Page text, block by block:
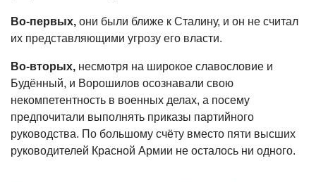
Во-первых, они были ближе к Сталину, и он не считал
их представляющими угрозу его власти.
Во-вторых, несмотря на широкое славословие и
Будённый, и Ворошилов осознавали свою
некомпетентность в военных делах, а посему
предпочитали выполнять приказы партийного
руководства. По большому счёту вместо пяти высших
руководителей Красной Армии не осталось ни одного.